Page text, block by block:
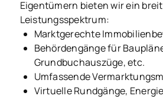
Eigentümern bieten wir ein
Leistungsspektrum:
Marktgerechte
Behördengänge für
Grundbuchauszüge, etc.
Umfassende
Virtuelle Rundgänge,